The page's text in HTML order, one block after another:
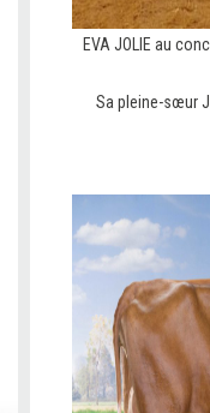
EVA JOLIE au
Sa pleine-sœur